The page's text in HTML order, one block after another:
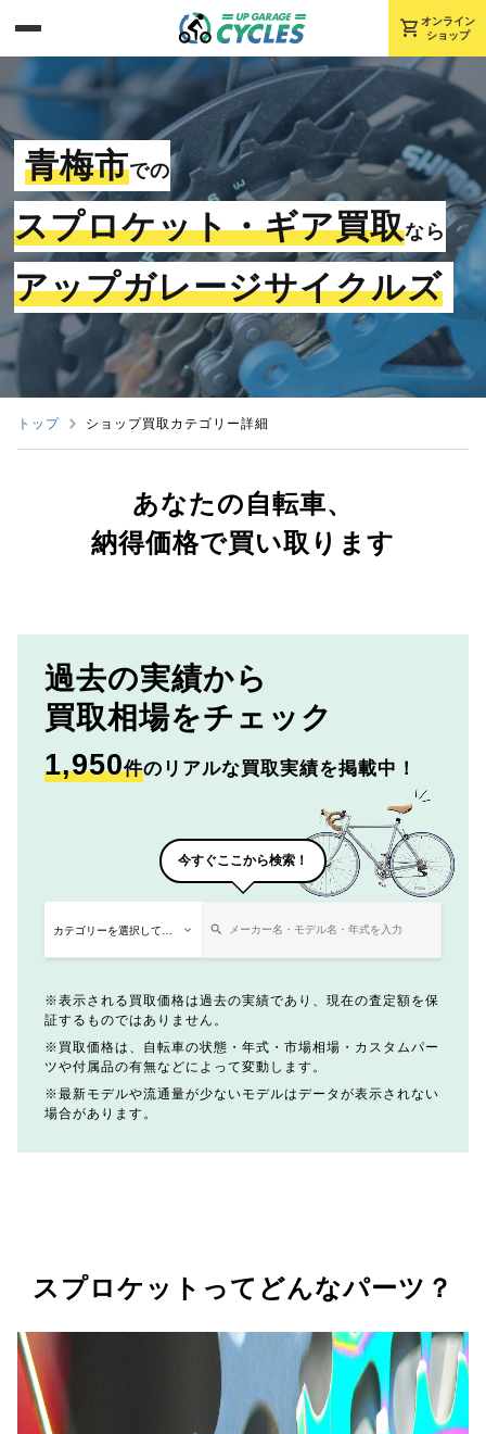
shopping_cart オンライン
ショップ
青梅市での
スプロケット・ギア買取なら
アップガレージサイクルズ
トップ ショップ買取カテゴリー詳細
あなたの自転車、
納得価格で買い取ります
過去の実績から
買取相場をチェック
1,950件のリアルな買取実績を掲載中！
今すぐここから検索！
表示される買取価格は過去の実績であり、現在の査定額を保
証するものではありません。
買取価格は、自転車の状態・年式・市場相場・カスタムパー
ツや付属品の有無などによって変動します。
最新モデルや流通量が少ないモデルはデータが表示されない
場合があります。
スプロケットってどんなパーツ？